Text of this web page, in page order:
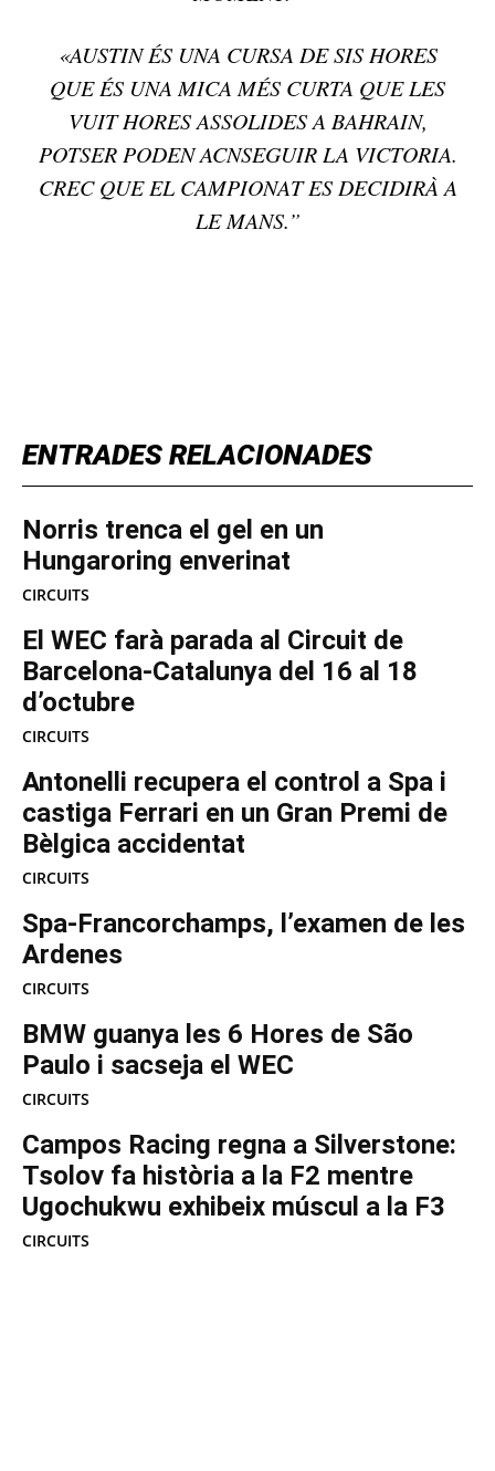
ENTRADES RELACIONADES
Norris trenca el gel en un
Hungaroring enverinat
CIRCUITS
El WEC farà parada al Circuit de
Barcelona-Catalunya del 16 al 18
d’octubre
CIRCUITS
Antonelli recupera el control a Spa i
castiga Ferrari en un Gran Premi de
Bèlgica accidentat
CIRCUITS
Spa-Francorchamps, l’examen de les
Ardenes
CIRCUITS
BMW guanya les 6 Hores de São
Paulo i sacseja el WEC
CIRCUITS
Campos Racing regna a Silverstone:
Tsolov fa història a la F2 mentre
Ugochukwu exhibeix múscul a la F3
CIRCUITS
«AUSTIN ÉS UNA CURSA DE SIS HORES
QUE ÉS UNA MICA MÉS CURTA QUE LES
VUIT HORES ASSOLIDES A BAHRAIN,
POTSER PODEN ACNSEGUIR LA VICTORIA.
CREC QUE EL CAMPIONAT ES DECIDIRÀ A
LE MANS.”